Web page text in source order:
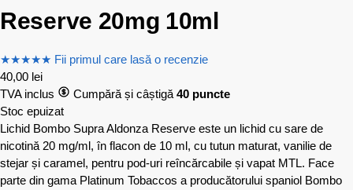
Reserve 20mg 10ml
★★★★★ Fii primul care lasă o recenzie
40,00 lei
TVA inclus
Cumpără și câștigă 40 puncte
Stoc epuizat
Lichid Bombo Supra Aldonza Reserve este un lichid cu sare de
nicotină 20 mg/ml, în flacon de 10 ml, cu tutun maturat, vanilie de
stejar și caramel, pentru pod-uri reîncărcabile și vapat MTL. Face
parte din gama Platinum Tobaccos a producătorului spaniol Bombo